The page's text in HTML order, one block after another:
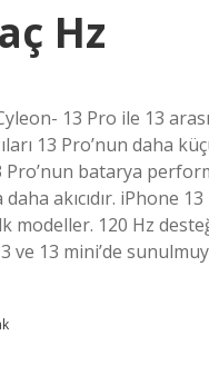
Hz
13 Pro ile 13
13 Pro’nun daha
batarya
akıcıdır. iPhone
modeller. 120 Hz
ve 13 mini’de